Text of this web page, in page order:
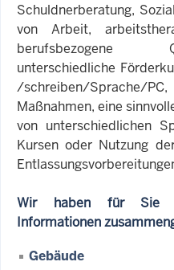
Schuldnerberatung,
von Arbeit,
berufsbezogene
unterschiedliche
/schreiben/
Maßnahmen, eine
von unterschiedlichen
Kursen oder Nutzung
Wir haben für Sie
Informationen
Gebäude